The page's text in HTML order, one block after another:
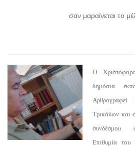
σαν μαραίνεται το
Ο
δημόσια
Τρικάλων και
συνδέσμου
Επιθυμία του